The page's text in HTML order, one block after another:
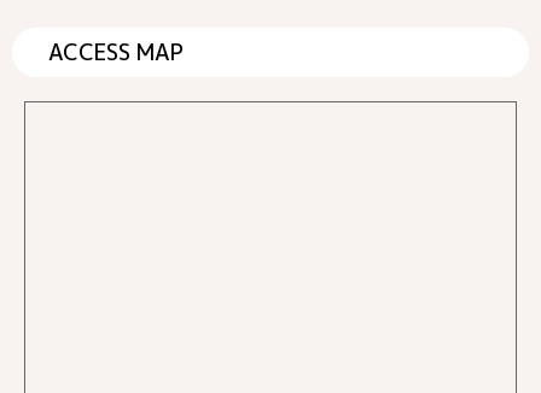
ACCESS MAP